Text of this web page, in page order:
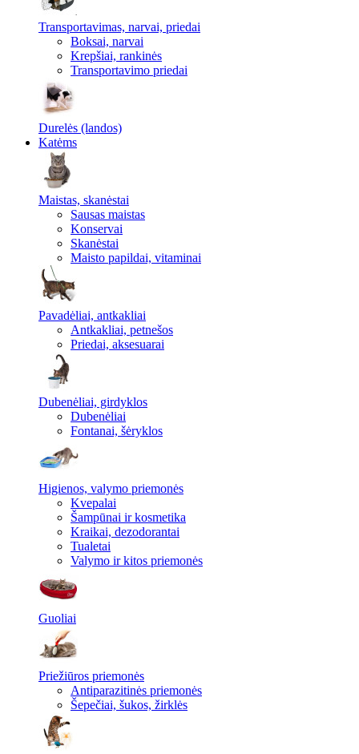
Transportavimas, narvai, priedai
Boksai, narvai
Krepšiai, rankinės
Transportavimo priedai
Durelės (landos)
Katėms
Maistas, skanėstai
Sausas maistas
Konservai
Skanėstai
Maisto papildai, vitaminai
Pavadėliai, antkakliai
Antkakliai, petnešos
Priedai, aksesuarai
Dubenėliai, girdyklos
Dubenėliai
Fontanai, šėryklos
Higienos, valymo priemonės
Kvepalai
Šampūnai ir kosmetika
Kraikai, dezodorantai
Tualetai
Valymo ir kitos priemonės
Guoliai
Priežiūros priemonės
Antiparazitinės priemonės
Šepečiai, šukos, žirklės